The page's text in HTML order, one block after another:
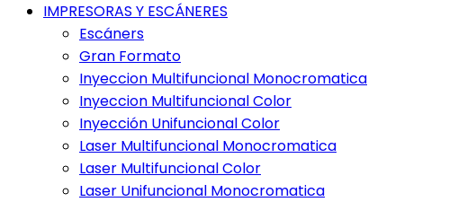
IMPRESORAS Y ESCÁNERES
Escáners
Gran Formato
Inyeccion Multifuncional Monocromatica
Inyeccion Multifuncional Color
Inyección Unifuncional Color
Laser Multifuncional Monocromatica
Laser Multifuncional Color
Laser Unifuncional Monocromatica